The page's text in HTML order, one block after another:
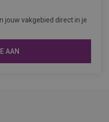
jouw vakgebied direct in je
AAN